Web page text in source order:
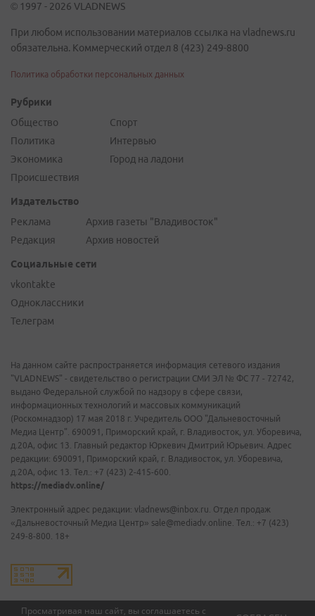
Просматривая наш сайт, вы соглашаетесь с
© 1997 - 2026 VLADNEWS
При любом использовании материалов ссылка на vladnews.ru
обязательна. Коммерческий отдел 8 (423) 249-8800
Политика обработки персональных данных
Рубрики
Общество
Политика
Экономика
Происшествия
Спорт
Интервью
Город на ладони
Издательство
Реклама
Редакция
Архив газеты "Владивосток"
Архив новостей
Социальные сети
vkontakte
Одноклассники
Телеграм
На данном сайте распространяется информация сетевого издания
"VLADNEWS" - свидетельство о регистрации СМИ ЭЛ № ФС 77 - 72742,
выдано Федеральной службой по надзору в сфере связи,
информационных технологий и массовых коммуникаций
(Роскомнадзор) 17 мая 2018 г. Учредитель ООО "Дальневосточный
Медиа Центр". 690091, Приморский край, г. Владивосток, ул. Уборевича,
д.20А, офис 13. Главный редактор Юркевич Дмитрий Юрьевич. Адрес
редакции: 690091, Приморский край, г. Владивосток, ул. Уборевича,
д.20А, офис 13. Тел.: +7 (423) 2-415-600.
https://mediadv.online/
Электронный адрес редакции: vladnews@inbox.ru. Отдел продаж
«Дальневосточный Медиа Центр» sale@mediadv.online. Тел.: +7 (423)
249-8-800. 18+